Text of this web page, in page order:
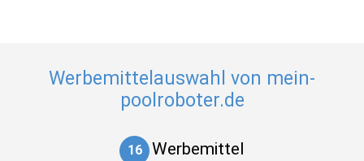
Werbemittelauswahl von mein-
poolroboter.de
16 Werbemittel